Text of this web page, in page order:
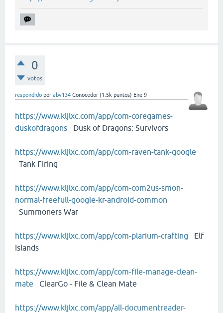
0
votos
respondido por abv134 Conocedor (1.5k puntos) Ene 9
https://www.kljlxc.com/app/com-coregames-
duskofdragons Dusk of Dragons: Survivors
https://www.kljlxc.com/app/com-raven-tank-google
Tank Firing
https://www.kljlxc.com/app/com-com2us-smon-
normal-freefull-google-kr-android-common
Summoners War
https://www.kljlxc.com/app/com-plarium-crafting Elf
Islands
https://www.kljlxc.com/app/com-file-manage-clean-
mate ClearGo - File & Clean Mate
https://www.kljlxc.com/app/all-documentreader-